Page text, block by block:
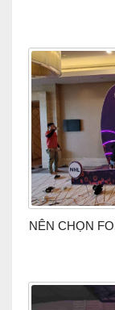
NÊN CHỌN